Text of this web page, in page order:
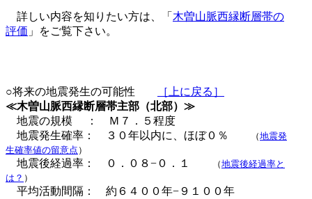
詳しい内容を知りたい方は、「 木曽山脈西縁断層帯の
評価 」をご覧下さい。
○将来の地震発生の可能性
［上に戻る］
≪木曽山脈西縁断層帯主部（北部）≫
地震の規模 ： Ｍ７．５程度
地震発生確率： ３０年以内に、ほぼ０％
（地震発
生確率値の留意点 ）
地震後経過率： ０．０８−０．１ （地震後経過率と
は？ ）
平均活動間隔： 約６４００年−９１００年